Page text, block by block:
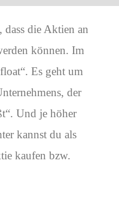
die Aktien an
können. Im
Es geht um
der
Und je höher
kannst du als
kaufen bzw.